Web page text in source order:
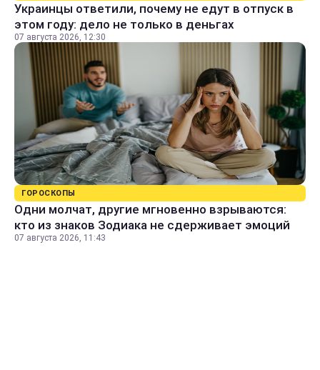
Украинцы ответили, почему не едут в отпуск в
этом году: дело не только в деньгах
07 августа 2026, 12:30
ГОРОСКОПЫ
Одни молчат, другие мгновенно взрываются:
кто из знаков Зодиака не сдерживает эмоций
07 августа 2026, 11:43